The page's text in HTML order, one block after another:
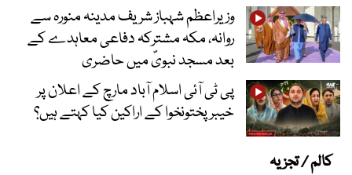
وزیراعظم شہباز شریف مدینہ منورہ سے
روانہ، مکہ مشترکہ دفاعی معاہدے کے
بعد مسجد نبویؐ میں حاضری
پی ٹی آئی اسلام آباد مارچ کے اعلان پر
خیبر پختونخوا کے اراکین کیا کہتے ہیں؟
کالم / تجزیہ